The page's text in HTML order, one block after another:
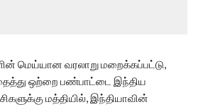
மெய்யான வரலாறு மறைக்கப்பட்டு,
ஒற்றை பண்பாட்டை இந்திய
மத்தியில், இந்தியாவின்